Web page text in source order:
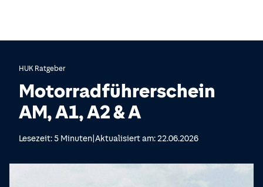
HUK Ratgeber
Motorradführerschein
AM, A1, A2 & A
Lesezeit: 5 Minuten|Aktualisiert am: 22.06.2026